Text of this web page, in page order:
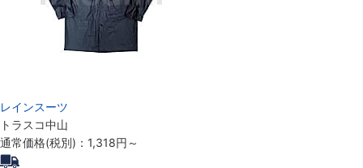
レインスーツ
トラスコ中山
通常価格(税別)： 1,318円 ～